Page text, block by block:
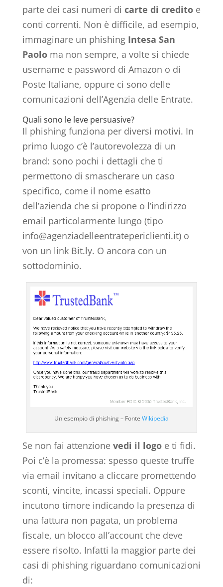
parte dei casi numeri di carte di creditoe
conti correnti. Non è difficile, ad esempio,
immaginare un phishing Intesa San
Paoloma non sempre, a volte si chiede
username e password di Amazon o di
Poste Italiane, oppure ci sono delle
comunicazioni dell’Agenzia delle Entrate.
Quali sono le leve persuasive?
Il phishing funziona per diversi motivi. In
primo luogo c’è l’autorevolezza di un
brand: sono pochi i dettagli che ti
permettono di smascherare un caso
specifico, come il nome esatto
dell’azienda che si propone o l’indirizzo
email particolarmente lungo (tipo
info@agenziadelleentratepericlienti.it) o
von un link Bit.ly. O ancora con un
sottodominio.
Un esempio di phishing – Fonte Wikipedia
Se non fai attenzionevedi il logoe ti fidi.
Poi c’è la promessa: spesso queste truffe
via email invitano a cliccare promettendo
sconti, vincite, incassi speciali. Oppure
incutono timore indicando la presenza di
una fattura non pagata, un problema
fiscale, un blocco all’account che deve
essere risolto. Infatti la maggior parte dei
casi di phishing riguardano comunicazioni
di: